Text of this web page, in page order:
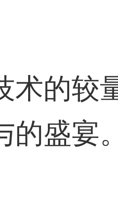
术的较
盛宴。